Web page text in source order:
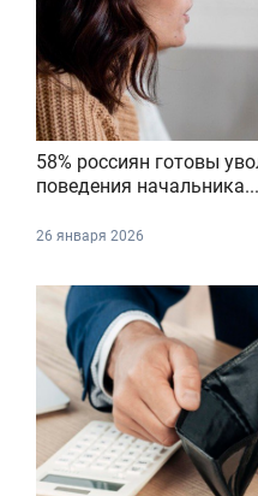
58% россиян готовы
поведения начальника...
26 января 2026